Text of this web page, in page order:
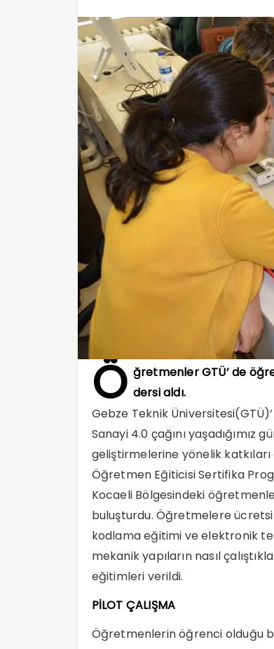
Ö ğretmenler GTÜ’ de
dersi aldı.
Gebze Teknik
Sanayi 4.0 çağını yaşadığımız
geliştirmelerine yönelik
Öğretmen Eğiticisi Sertifika
Kocaeli Bölgesindeki
buluşturdu. Öğretmelere
kodlama eğitimi ve elektronik
mekanik yapıların nasıl
eğitimleri verildi.
PİLOT ÇALIŞMA
Öğretmenlerin öğrenci olduğu